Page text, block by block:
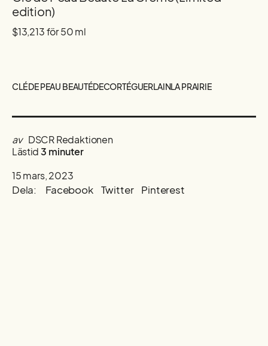
av DSCR Redaktionen
Lästid3 minuter
15 mars, 2023
Dela: Facebook Twitter Pinterest
edition)
$13,213 för 50 ml
CLÉ DE PEAU BEAUTÉDECORTÉGUERLAINLA PRAIRIE